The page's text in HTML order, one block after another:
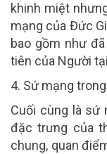
khinh miệt
mạng của Đức
bao gồm như
tiên của Người
4. Sứ mạng
Cuối cùng là sứ
đặc trưng của
chung, quan